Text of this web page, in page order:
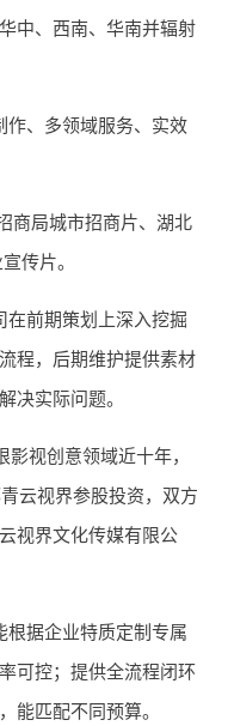
中、西南、华南并辐射
作、多领域服务、实效
商局城市招商片、湖北
传片。
在前期策划上深入挖掘
程，后期维护提供素材
决实际问题。
影视创意领域近十年，
云视界参股投资，双方
视界文化传媒有限公
根据企业特质定制专属
可控；提供全流程闭环
能匹配不同预算。